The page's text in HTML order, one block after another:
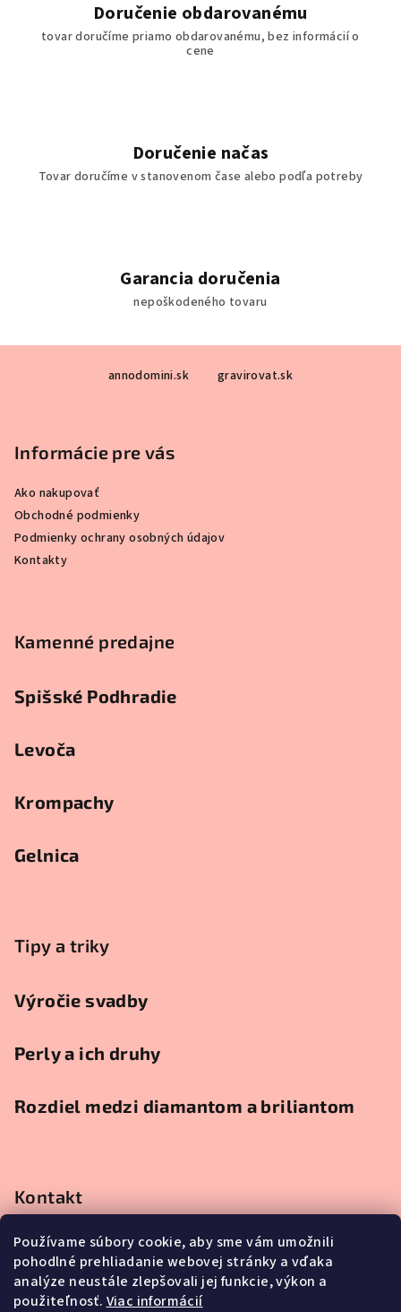
Používame súbory cookie, aby sme vám umožnili
pohodlné prehliadanie webovej stránky a vďaka
analýze neustále zlepšovali jej funkcie, výkon a
použiteľnosť. Viac informácií
v
ý
Doručenie obdarovanému
tovar doručíme priamo obdarovanému, bez informácií o
cene
Doručenie načas
Tovar doručíme v stanovenom čase alebo podľa potreby
Garancia doručenia
nepoškodeného tovaru
annodomini.sk gravirovat.sk
Informácie pre vás
Ako nakupovať
Obchodné podmienky
Podmienky ochrany osobných údajov
Kontakty
Kamenné predajne
Spišské Podhradie
Levoča
Krompachy
Gelnica
Tipy a triky
Výročie svadby
Perly a ich druhy
Rozdiel medzi diamantom a briliantom
Kontakt
obchod@klenotnici.sk
0911991111
0911991111